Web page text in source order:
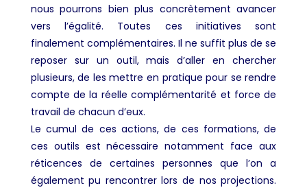
nous pourrons bien plus concrètement avancer
vers l’égalité. Toutes ces initiatives sont
finalement complémentaires. Il ne suffit plus de se
reposer sur un outil, mais d’aller en chercher
plusieurs, de les mettre en pratique pour se rendre
compte de la réelle complémentarité et force de
travail de chacun d’eux.
Le cumul de ces actions, de ces formations, de
ces outils est nécessaire notamment face aux
réticences de certaines personnes que l’on a
également pu rencontrer lors de nos projections.